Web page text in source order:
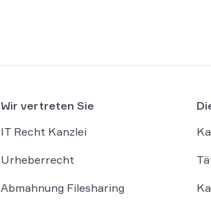
Wir vertreten Sie
IT Recht Kanzlei
Urheberrecht
Abmahnung Filesharing